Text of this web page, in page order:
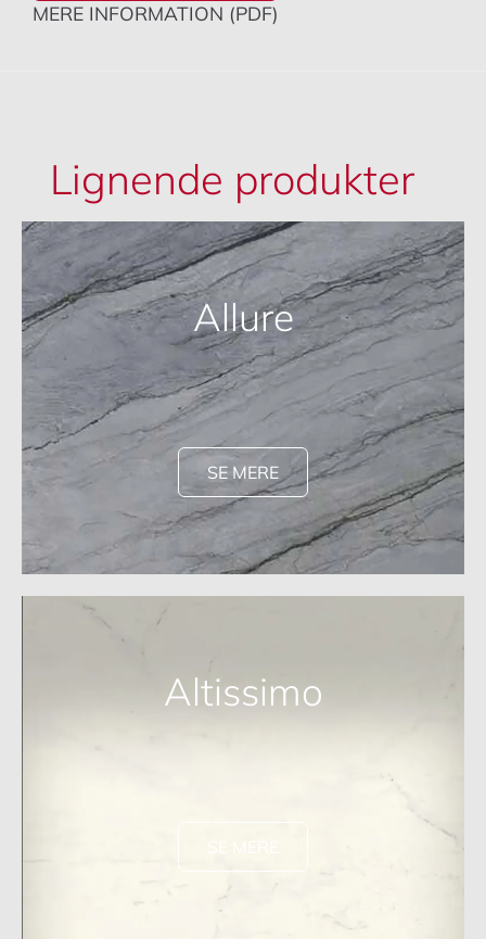
MERE INFORMATION (PDF)
Lignende produkter
Allure
SE MERE
Altissimo